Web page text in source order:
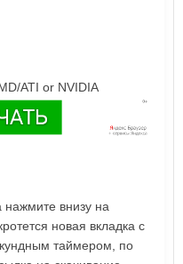
ATI or NVIDIA
нажмите внизу на
новая вкладка с
таймером, по